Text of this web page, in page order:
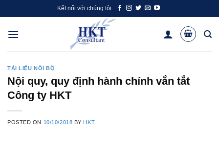
to
content
Kết nối với chúng tôi
TÀI LIỆU NÔI BỘ
Nội quy, quy định hành chính vắn tắt
Công ty HKT
POSTED ON 10/10/2018 BY HKT